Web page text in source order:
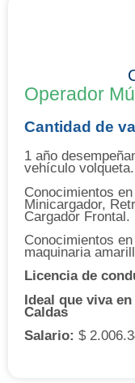
Operador
Cantidad de
1 año
vehículo volqueta.
Conocimientos
Minicargador,
Cargador Frontal.
Conocimientos
maquinaria
Licencia de
Ideal que viva
Caldas
Salario: $